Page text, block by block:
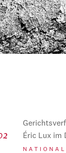
Éric Lux im